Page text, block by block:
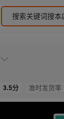
3.5分 准时发货率